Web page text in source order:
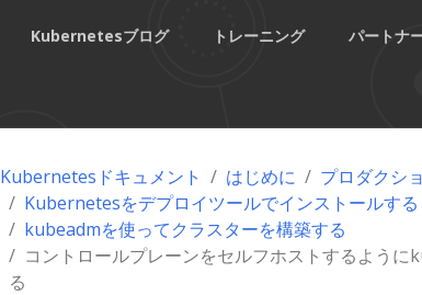
Kubernetesブログ トレーニング パートナ
Kubernetesドキュメント はじめに
プロダクシ
Kubernetesをデプロイツールでインストールする
kubeadmを使ってクラスターを構築する
コントロールプレーンをセルフホストするよう
る